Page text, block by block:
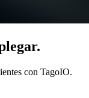
con TagoIO.